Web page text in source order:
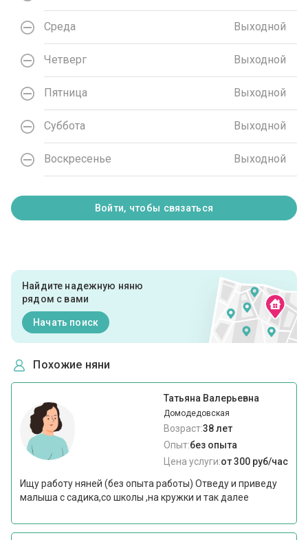
Среда Выходной
Четверг Выходной
Пятница Выходной
Суббота Выходной
Воскресенье Выходной
Войти, чтобы связаться
Найдите надежную няню
рядом с вами
Начать поиск
Похожие няни
Татьяна Валерьевна
Домодедовская
Возраст:38 лет
Опыт:без опыта
Цена услуги:от 300 руб/час
Ищу работу няней (без опыта работы) Отведу и приведу
малыша с садика,со школы ,на кружки и так далее